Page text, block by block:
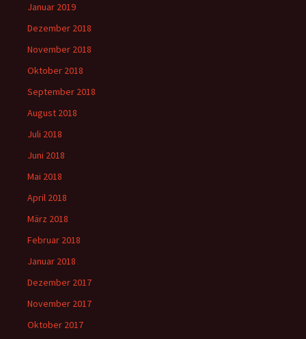
Januar 2019
Dezember 2018
November 2018
Oktober 2018
September 2018
August 2018
Juli 2018
Juni 2018
Mai 2018
April 2018
März 2018
Februar 2018
Januar 2018
Dezember 2017
November 2017
Oktober 2017